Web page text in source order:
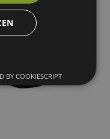
BY COOKIESCRIPT